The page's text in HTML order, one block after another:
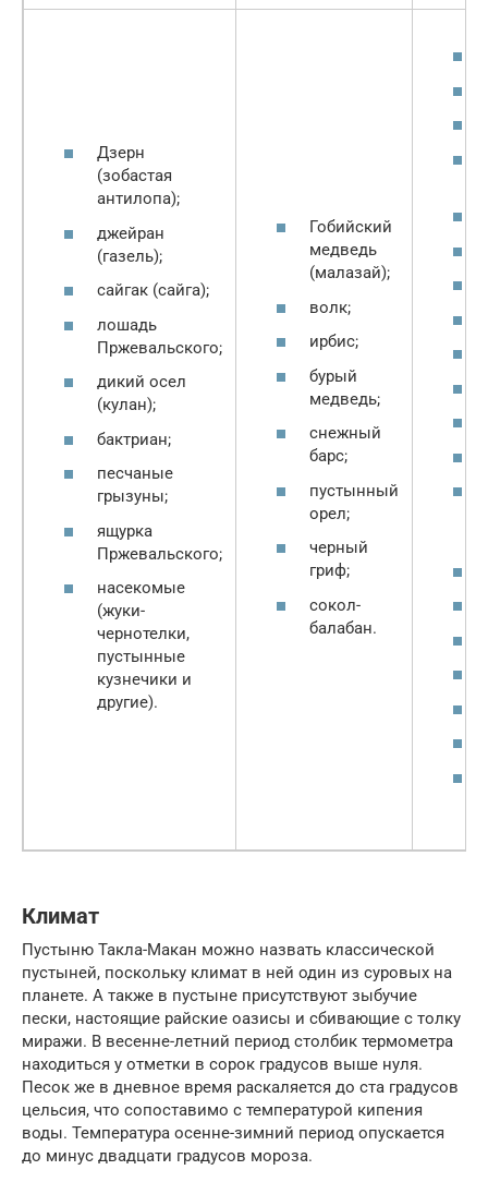
Дзерн
(зобастая
антилопа);
джейран
(газель);
сайгак (сайга);
лошадь
Пржевальского;
дикий осел
(кулан);
бактриан;
песчаные
грызуны;
ящурка
Пржевальского;
насекомые
(жуки-
чернотелки,
пустынные
кузнечики и
другие).
Гобийский
медведь
(малазай);
волк;
ирбис;
бурый
медведь;
снежный
барс;
пустынный
орел;
черный
гриф;
сокол-
балабан.
Климат
Пустыню Такла-Макан можно назвать классической
пустыней, поскольку климат в ней один из суровых на
планете. А также в пустыне присутствуют зыбучие
пески, настоящие райские оазисы и сбивающие с толку
миражи. В весенне-летний период столбик термометра
находиться у отметки в сорок градусов выше нуля.
Песок же в дневное время раскаляется до ста градусов
цельсия, что сопоставимо с температурой кипения
воды. Температура осенне-зимний период опускается
до минус двадцати градусов мороза.